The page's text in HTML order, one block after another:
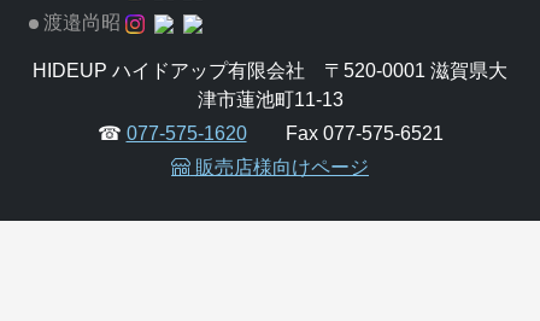
渡邉尚昭
HIDEUP ハイドアップ有限会社 〒520-0001 滋賀県大
津市蓮池町11-13
☎ 077-575-1620Fax 077-575-6521
販売店様向けページ